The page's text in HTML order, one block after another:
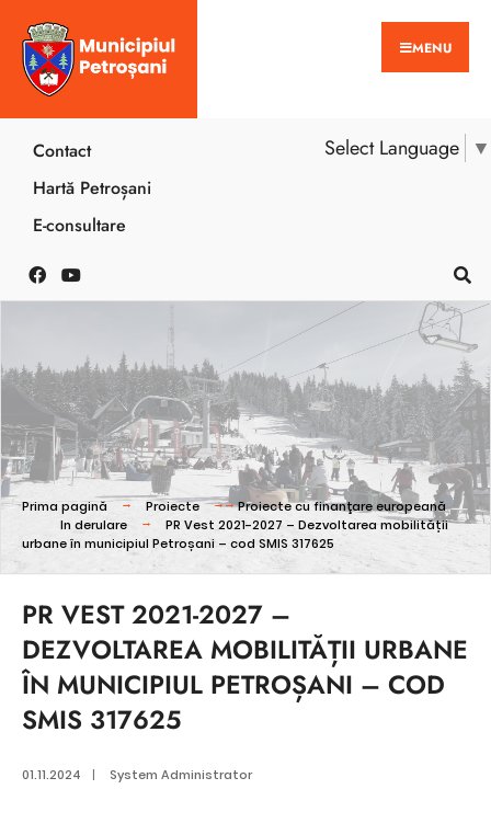
MENU
Select Language ▼
Contact
Hartă Petroșani
E-consultare
Prima pagină Proiecte
Proiecte cu finanţare europeană
In derulare
PR Vest 2021-2027 – Dezvoltarea mobilității
urbane în municipiul Petroșani – cod SMIS 317625
PR VEST 2021-2027 –
DEZVOLTAREA MOBILITĂȚII URBANE
ÎN MUNICIPIUL PETROȘANI – COD
SMIS 317625
01.11.2024 | System Administrator